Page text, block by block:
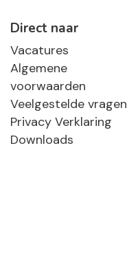
Direct naar
Vacatures
Algemene
voorwaarden
Veelgestelde vragen
Privacy Verklaring
Downloads